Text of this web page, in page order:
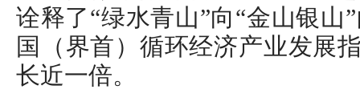
诠释了“绿水青山”向“金山银山
国（界首）循环经济产业发展
长近一倍。